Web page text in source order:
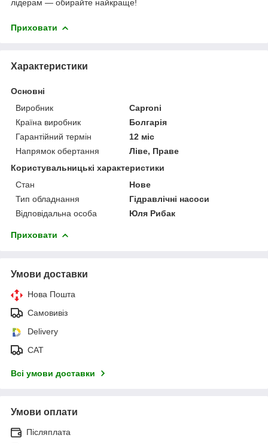
лідерам — обирайте найкраще!
Приховати
Характеристики
Основні
Виробник
Caproni
Країна виробник
Болгарія
Гарантійний термін
12 міс
Напрямок обертання
Ліве, Праве
Користувальницькі характеристики
Стан
Нове
Тип обладнання
Гідравлічні насоси
Відповідальна особа
Юля Рибак
Приховати
Умови доставки
Нова Пошта
Самовивіз
Delivery
САТ
Всі умови доставки
Умови оплати
Післяплата